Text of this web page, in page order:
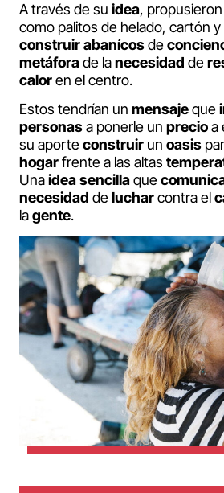
A través de su idea, propusieron
como palitos de helado, cartón y
construirabanícosde
metáforade lanecesidad de
caloren el centro.
Estos tendrían un mensajeque
personasa ponerle un precioa
su aporteconstruir un oasis
hogarfrente a las altas
Unaideasencillaque
necesidad delucharcontra el
lagente.